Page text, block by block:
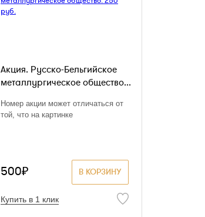
Акция. Русско-Бельгийское
металлургическое общество...
Номер акции может отличаться от
той, что на картинке
В КОРЗИНУ
500₽
Купить в 1 клик